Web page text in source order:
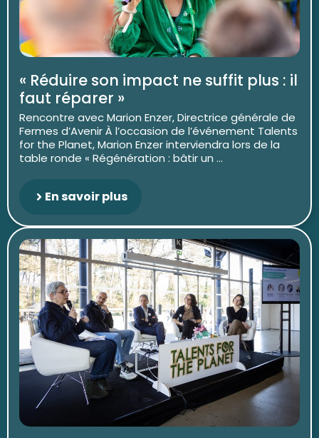
« Réduire son impact ne suffit plus : il
faut réparer »
Rencontre avec Marion Enzer, Directrice générale de
Fermes d’Avenir À l’occasion de l’événement Talents
for the Planet, Marion Enzer interviendra lors de la
table ronde « Régénération : bâtir un ...
En savoir plus